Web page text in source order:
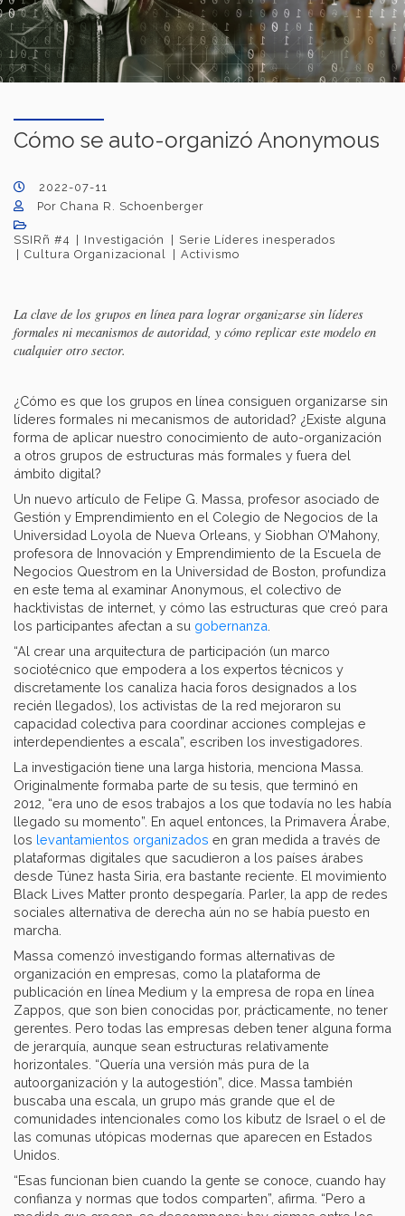
Cómo se auto-organizó Anonymous
2022-07-11
Por Chana R. Schoenberger
SSIRñ #4 Investigación
Serie Líderes inesperados
Cultura Organizacional
Activismo
La clave de los grupos en línea para lograr organizarse sin líderes
formales ni mecanismos de autoridad, y cómo replicar este modelo en
cualquier otro sector.
¿Cómo es que los grupos en línea consiguen organizarse sin
líderes formales ni mecanismos de autoridad? ¿Existe alguna
forma de aplicar nuestro conocimiento de auto-organización
a otros grupos de estructuras más formales y fuera del
ámbito digital?
Un nuevo artículo de Felipe G. Massa, profesor asociado de
Gestión y Emprendimiento en el Colegio de Negocios de la
Universidad Loyola de Nueva Orleans, y Siobhan O’Mahony,
profesora de Innovación y Emprendimiento de la Escuela de
Negocios Questrom en la Universidad de Boston, profundiza
en este tema al examinar Anonymous, el colectivo de
hacktivistas de internet, y cómo las estructuras que creó para
los participantes afectan a su gobernanza
“Al crear una arquitectura de participación (un marco
sociotécnico que empodera a los expertos técnicos y
discretamente los canaliza hacia foros designados a los
recién llegados), los activistas de la red mejoraron su
capacidad colectiva para coordinar acciones complejas e
interdependientes a escala”, escriben los investigadores.
La investigación tiene una larga historia, menciona Massa.
Originalmente formaba parte de su tesis, que terminó en
2012, “era uno de esos trabajos a los que todavía no les había
llegado su momento”. En aquel entonces, la Primavera Árabe,
los levantamientos organizados en gran medida a través de
plataformas digitales que sacudieron a los países árabes
desde Túnez hasta Siria, era bastante reciente. El movimiento
Black Lives Matter pronto despegaría. Parler, la app de redes
sociales alternativa de derecha aún no se había puesto en
marcha.
Massa comenzó investigando formas alternativas de
organización en empresas, como la plataforma de
publicación en línea Medium y la empresa de ropa en línea
Zappos, que son bien conocidas por, prácticamente, no tener
gerentes. Pero todas las empresas deben tener alguna forma
de jerarquía, aunque sean estructuras relativamente
horizontales. “Quería una versión más pura de la
autoorganización y la autogestión”, dice. Massa también
buscaba una escala, un grupo más grande que el de
comunidades intencionales como los kibutz de Israel o el de
las comunas utópicas modernas que aparecen en Estados
Unidos.
“Esas funcionan bien cuando la gente se conoce, cuando hay
confianza y normas que todos comparten”, afirma. “Pero a